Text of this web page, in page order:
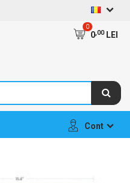
0
0,00LEI
Cont